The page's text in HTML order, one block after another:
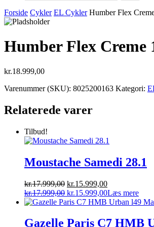
Forside Cykler EL Cykler Humber Flex
Humber Flex Creme
kr.18.999,00
Varenummer (SKU): 8025200163 Kategori:
Relaterede varer
Tilbud!
Moustache Samedi 28.1
kr.17.999,00 Den
oprindelige
pris
kr.17.999,00.
kr.15.999,00Den
aktuelle
pris
kr.15.999,00.
kr.17.999,00 Den
oprindelige
var:
kr.15.999,00Den
aktuelle
er:
Læs mere
Gazelle Paris C7 HMB